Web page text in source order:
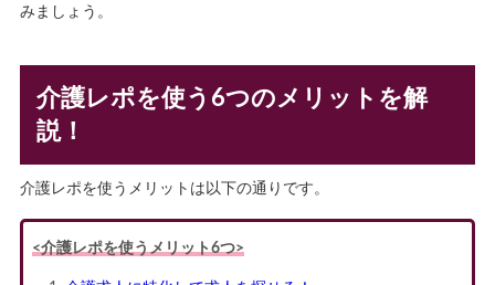
みましょう。
介護レポを使う6つのメリットを解
説！
介護レポを使うメリットは以下の通りです。
<介護レポを使うメリット6つ>